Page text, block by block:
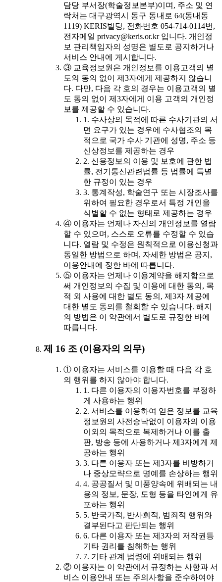
담당 부서장(학술정보본부)이며, 주소 및 연
락처는 대구광역시 동구 동내로 64(동내동
1119) KERIS빌딩, 전화번호 054-714-0114번,
전자메일 privacy@keris.or.kr 입니다. 개인정
보 관리책임자의 성명은 별도로 공지하거나
서비스 안내에 게시합니다.
③ 교육정보원은 개인정보를 이용고객의 별
도의 동의 없이 제3자에게 제공하지 않습니
다. 다만, 다음 각 호의 경우는 이용고객의 별
도 동의 없이 제3자에게 이용 고객의 개인정
보를 제공할 수 있습니다.
1. 수사상의 목적에 따른 수사기관의 서
면 요구가 있는 경우에 수사협조의 목
적으로 국가 수사 기관에 성명, 주소 등
신상정보를 제공하는 경우
2. 신용정보의 이용 및 보호에 관한 법
률, 전기통신관련법률 등 법률에 특별
한 규정이 있는 경우
3. 통계작성, 학술연구 또는 시장조사를
위하여 필요한 경우로서 특정 개인을
식별할 수 없는 형태로 제공하는 경우
④ 이용자는 언제나 자신의 개인정보를 열람
할 수 있으며, 스스로 오류를 수정할 수 있습
니다. 열람 및 수정은 원칙적으로 이용신청과
동일한 방법으로 하며, 자세한 방법은 공지,
이용안내에 정한 바에 따릅니다.
⑤ 이용자는 언제나 이용계약을 해지함으로
써 개인정보의 수집 및 이용에 대한 동의, 목
적 외 사용에 대한 별도 동의, 제3자 제공에
대한 별도 동의를 철회할 수 있습니다. 해지
의 방법은 이 약관에서 별도로 규정한 바에
따릅니다.
제 16 조 (이용자의 의무)
① 이용자는 서비스를 이용할 때 다음 각 호
의 행위를 하지 않아야 합니다.
1. 다른 이용자의 이용자번호를 부정하
게 사용하는 행위
2. 서비스를 이용하여 얻은 정보를 교육
정보원의 사전승낙없이 이용자의 이용
이외의 목적으로 복제하거나 이를 출
판, 방송 등에 사용하거나 제3자에게 제
공하는 행위
3. 다른 이용자 또는 제3자를 비방하거
나 중상모략으로 명예를 손상하는 행위
4. 공공질서 및 미풍양속에 위배되는 내
용의 정보, 문장, 도형 등을 타인에게 유
포하는 행위
5. 반국가적, 반사회적, 범죄적 행위와
결부된다고 판단되는 행위
6. 다른 이용자 또는 제3자의 저작권등
기타 권리를 침해하는 행위
7. 기타 관계 법령에 위배되는 행위
② 이용자는 이 약관에서 규정하는 사항과 서
비스 이용안내 또는 주의사항을 준수하여야